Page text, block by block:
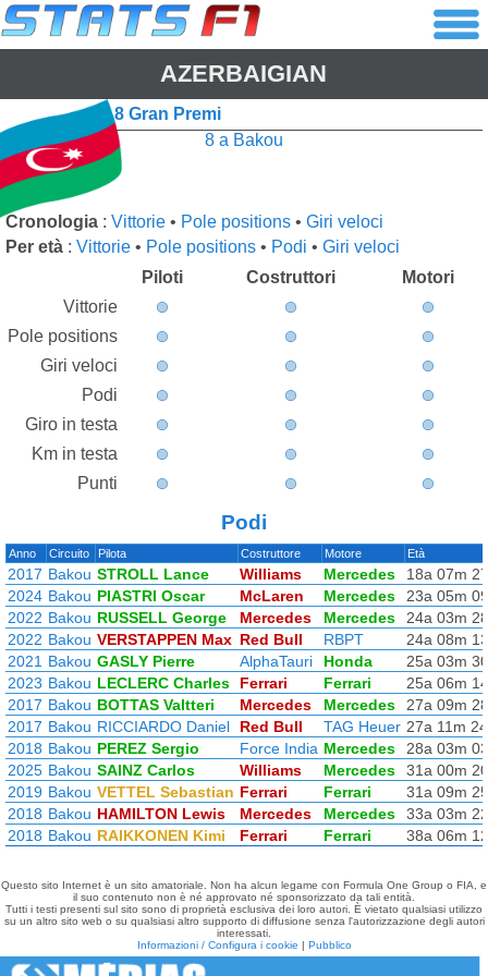
AZERBAIGIAN
8 Gran Premi
8 a Bakou
Cronologia : Vittorie • Pole positions • Giri veloci
Per età : Vittorie • Pole positions • Podi • Giri veloci
Piloti
Costruttori
Motori
Vittorie
Pole positions
Giri veloci
Podi
Giro in testa
Km in testa
Punti
Podi
Anno Circuito Pilota Costruttore Motore Età
2017 Bakou STROLL Lance Williams Mercedes
18a 07m
2024 Bakou PIASTRI Oscar McLaren Mercedes
23a 05m
2022 Bakou RUSSELL George Mercedes Mercedes
24a 03m
2022 Bakou VERSTAPPEN Max Red Bull RBPT
24a 08m
2021 Bakou GASLY Pierre AlphaTauri Honda
25a 03m
2023 Bakou LECLERC Charles Ferrari Ferrari
25a 06m
2017 Bakou BOTTAS Valtteri Mercedes Mercedes
27a 09m
2017 Bakou RICCIARDO Daniel Red Bull TAG Heuer 27a 11m
2018 Bakou PEREZ Sergio Force India Mercedes
28a 03m
2025 Bakou SAINZ Carlos Williams Mercedes
31a 00m
2019 Bakou VETTEL Sebastian Ferrari Ferrari
31a 09m
2018 Bakou HAMILTON Lewis Mercedes Mercedes
33a 03m
2018 Bakou RAIKKONEN Kimi Ferrari Ferrari 38a 06m
Questo sito Internet è un sito amatoriale. Non ha alcun legame con Formula One Group o FIA, e
il suo contenuto non è né approvato né sponsorizzato da tali entità.
Tutti i testi presenti sul sito sono di proprietà esclusiva dei loro autori. È vietato qualsiasi utilizzo
su un altro sito web o su qualsiasi altro supporto di diffusione senza l'autorizzazione degli autori
interessati.
Informazioni / Configura i cookie | Pubblico